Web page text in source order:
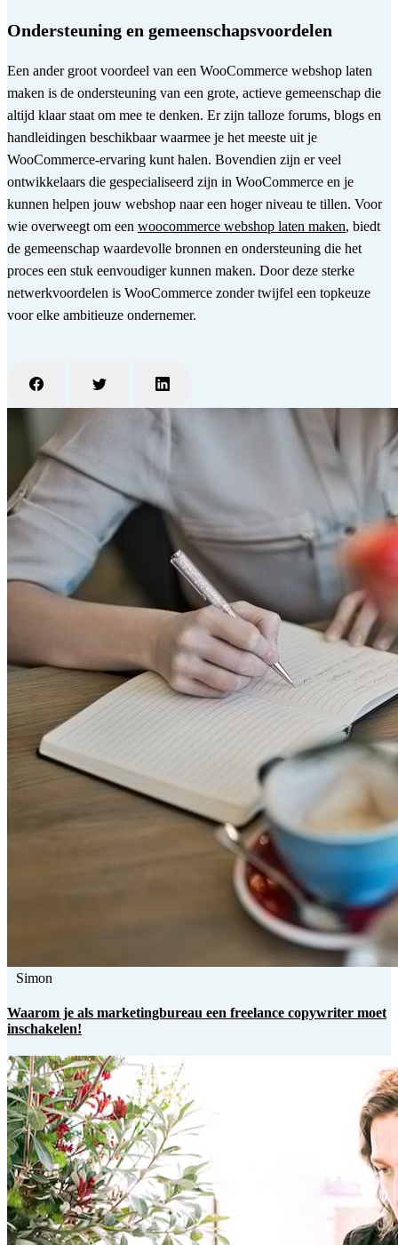
Ondersteuning en gemeenschapsvoordelen
Een ander groot voordeel van een WooCommerce webshop laten
maken is de ondersteuning van een grote, actieve gemeenschap die
altijd klaar staat om mee te denken. Er zijn talloze forums, blogs en
handleidingen beschikbaar waarmee je het meeste uit je
WooCommerce-ervaring kunt halen. Bovendien zijn er veel
ontwikkelaars die gespecialiseerd zijn in WooCommerce en je
kunnen helpen jouw webshop naar een hoger niveau te tillen. Voor
wie overweegt om een woocommerce webshop laten maken, biedt
de gemeenschap waardevolle bronnen en ondersteuning die het
proces een stuk eenvoudiger kunnen maken. Door deze sterke
netwerkvoordelen is WooCommerce zonder twijfel een topkeuze
voor elke ambitieuze ondernemer.
Simon
Waarom je als marketingbureau een freelance copywriter moet
inschakelen!